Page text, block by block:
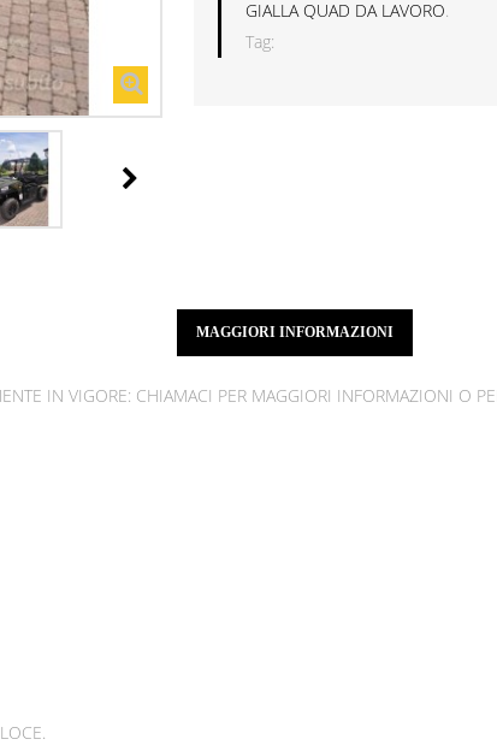
GIALLA QUAD DA LAVORO.
Tag:
MAGGIORI INFORMAZIONI
IN VIGORE: CHIAMACI PER MAGGIORI INFORMAZIONI O